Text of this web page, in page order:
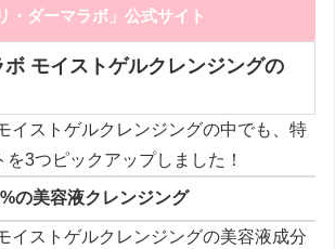
・ダーマラボ」公式サイト
ボ モイストゲルクレンジングの
イストゲルクレンジングの中でも、特
3つピックアップしました！
の美容液クレンジング
イストゲルクレンジングの美容液成分